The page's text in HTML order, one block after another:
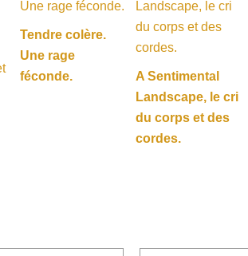
Tendre colère.
Une rage
féconde.
A Sentimental
Landscape, le cri
du corps et des
cordes.